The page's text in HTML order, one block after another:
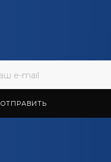
ОТПРАВИТЬ